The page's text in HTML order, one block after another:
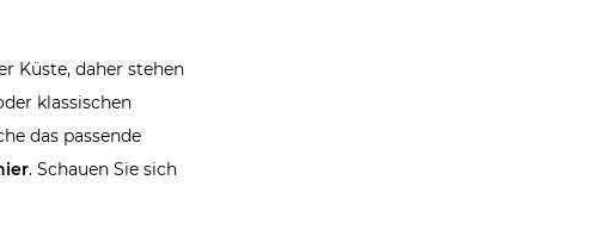
Küste, daher stehen
klassischen
das passende
. Schauen Sie sich